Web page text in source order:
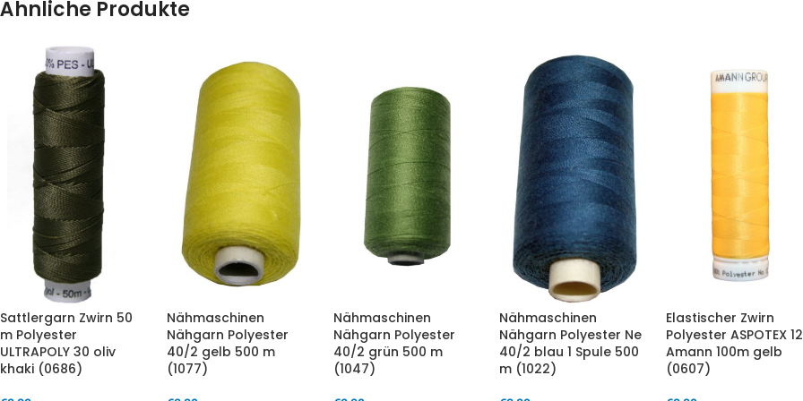
Ähnliche Produkte
Sattlergarn Zwirn 50
m Polyester
ULTRAPOLY 30 oliv
khaki (0686)
Nähmaschinen
Nähgarn Polyester
40/2 gelb 500 m
(1077)
Nähmaschinen
Nähgarn Polyester
40/2 grün 500 m
(1047)
Nähmaschinen
Nähgarn Polyester Ne
40/2 blau 1 Spule 500
m (1022)
Elastischer Zwirn
Polyester ASPOTEX
Amann 100m gelb
(0607)